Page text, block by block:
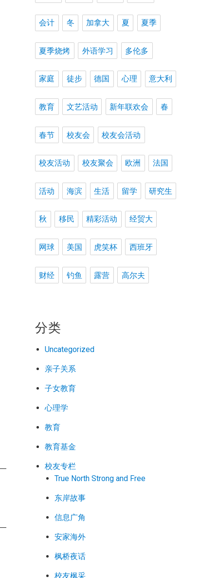
会计 冬 加拿大 夏 夏季
夏季烧烤 外语学习 多伦多
家庭 徒步 德国 心理 意大利
教育 文艺活动 新年联欢会 春
春节 校友会 校友会活动
校友活动 校友聚会 欧洲 法国
活动 海滨 生活 留学 研究生
秋 移民 精彩活动 经贸大
网球 美国 虎笑杯 西班牙
财经 钓鱼 露营 高尔夫
分类
Uncategorized
亲子关系
子女教育
心理学
教育
教育基金
校友专栏
True North Strong and Free
东岸故事
信息广角
安家海外
枫桥夜话
校友枫采